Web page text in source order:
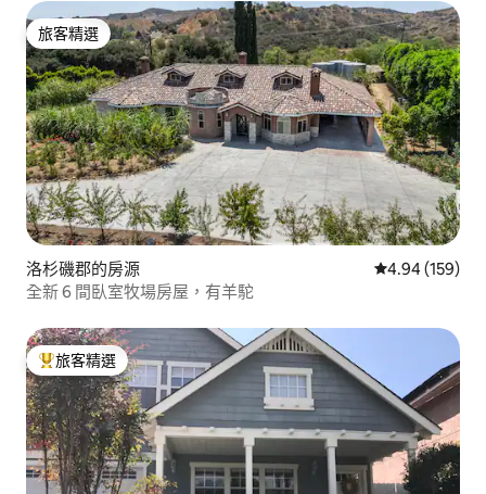
旅客精選
旅客精選
洛杉磯郡的房源 從 159 則評價
4.94 (159)
全新 6 間臥室牧場房屋，有羊駝
旅客精選榜首
旅客精選